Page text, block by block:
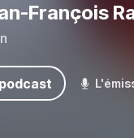
François